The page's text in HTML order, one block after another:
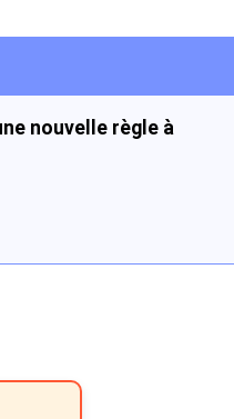
nouvelle règle à